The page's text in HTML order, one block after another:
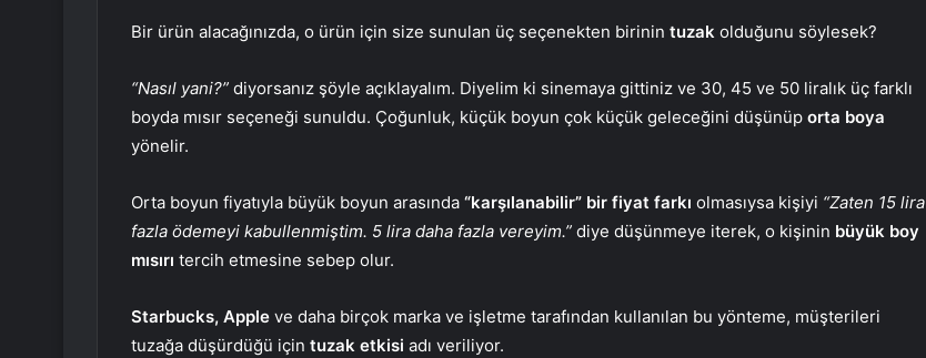
Bir ürün alacağınızda, o ürün için size sunulan üç seçenekten birinin tuzak olduğunu söylesek?
“Nasıl yani?” diyorsanız şöyle açıklayalım. Diyelim ki sinemaya gittiniz ve 30, 45 ve 50 liralık üç farklı
boyda mısır seçeneği sunuldu. Çoğunluk, küçük boyun çok küçük geleceğini düşünüp orta boya
yönelir.
Orta boyun fiyatıyla büyük boyun arasında “karşılanabilir” bir fiyat farkı olmasıysa kişiyi “Zaten 15 lira
fazla ödemeyi kabullenmiştim. 5 lira daha fazla vereyim.” diye düşünmeye iterek, o kişinin büyük boy
mısırı tercih etmesine sebep olur.
Starbucks, Apple ve daha birçok marka ve işletme tarafından kullanılan bu yönteme, müşterileri
tuzağa düşürdüğü için tuzak etkisi adı veriliyor.